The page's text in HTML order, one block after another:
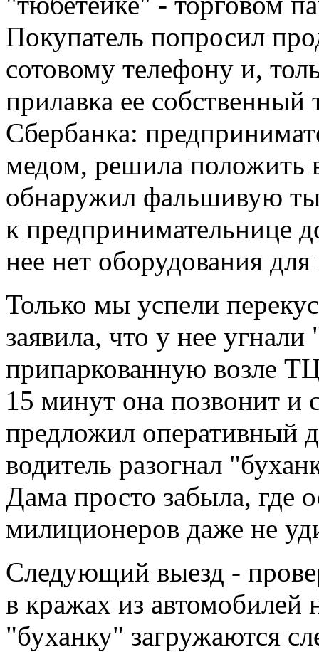
Покупатель попросил
сотовому телефону и,
прилавка ее
Сбербанка:
медом, решила положить
обнаружил фальшивую
к предпринимательнице
нее нет оборудования для
Только мы успели
заявила, что у нее
припаркованную возле
15 минут она позвонит и
предложил оперативный
водитель разогнал
Дама просто забыла, где
милиционеров даже не
Следующий выезд -
в кражах из автомобилей
"буханку" загружаются